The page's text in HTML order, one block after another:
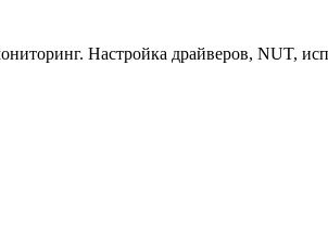
Настройка драйверов, NUT,